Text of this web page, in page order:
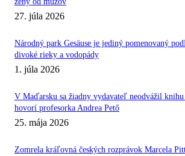
27. júla 2026
Národný park Gesäuse je jediný pomenovaný
divoké rieky a vodopády
1. júla 2026
V Maďarsku sa žiadny vydavateľ neodvážil
hovorí profesorka Andrea Pető
25. mája 2026
Zomrela kráľovná českých rozprávok Marcela